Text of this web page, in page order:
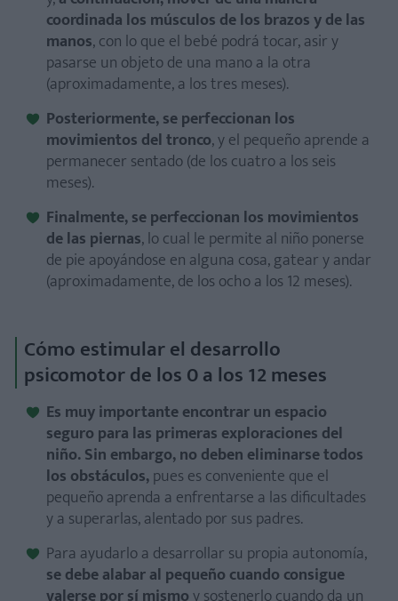
coordinada los músculos de los brazos y de las
manos, con lo que el bebé podrá tocar, asir y
pasarse un objeto de una mano a la otra
(aproximadamente, a los tres meses).
Posteriormente, se perfeccionan los
movimientos del tronco, y el pequeño aprende a
permanecer sentado (de los cuatro a los seis
meses).
Finalmente, se perfeccionan los movimientos
de las piernas, lo cual le permite al niño ponerse
de pie apoyándose en alguna cosa, gatear y andar
(aproximadamente, de los ocho a los 12 meses).
Cómo estimular el desarrollo
psicomotor de los 0 a los 12 meses
Es muy importante encontrar un espacio
seguro para las primeras exploraciones del
niño. Sin embargo, no deben eliminarse todos
los obstáculos,pues es conveniente que el
pequeño aprenda a enfrentarse a las dificultades
y a superarlas, alentado por sus padres.
Para ayudarlo a desarrollar su propia autonomía,
se debe alabar al pequeño cuando consigue